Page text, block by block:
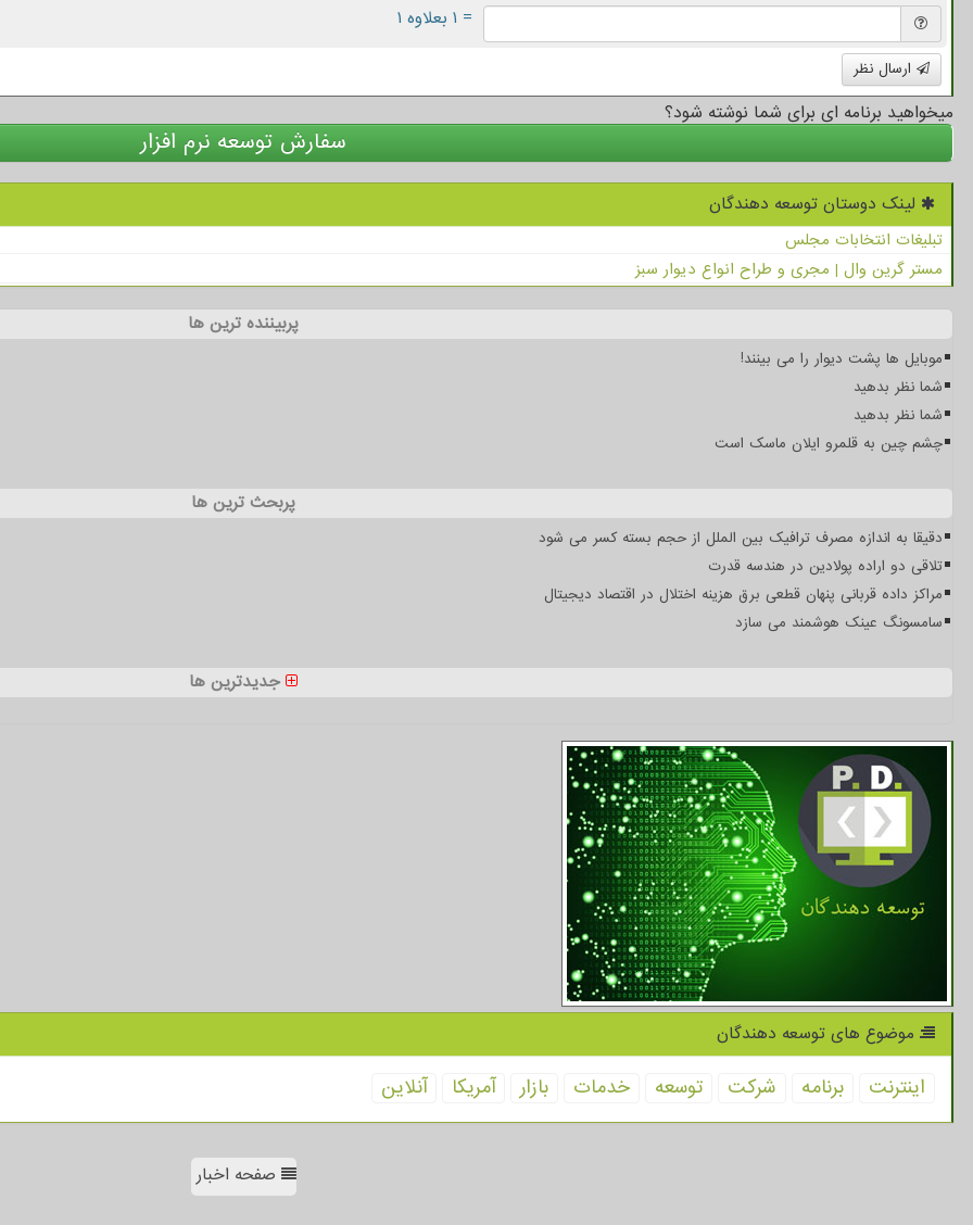
= ۱ بعلاوه ۱
ارسال نظر
میخواهید برنامه ای برای شما نوشته شود؟
سفارش توسعه نرم افزار
لینک دوستان توسعه دهندگان
تبلیغات انتخابات مجلس
مستر گرین وال | مجری و طراح انواع دیوار سبز
پربیننده ترین ها
موبایل ها پشت دیوار را می بینند!
شما نظر بدهید
شما نظر بدهید
چشم چین به قلمرو ایلان ماسک است
پربحث ترین ها
دقیقا به اندازه مصرف ترافیک بین الملل از حجم بسته کسر می شود
تلاقی دو اراده پولادین در هندسه قدرت
مراکز داده قربانی پنهان قطعی برق هزینه اختلال در اقتصاد دیجیتال
سامسونگ عینک هوشمند می سازد
جدیدترین ها
موضوع های توسعه دهندگان
اینترنت برنامه شركت توسعه خدمات بازار آمریكا آنلاین
صفحه اخبار